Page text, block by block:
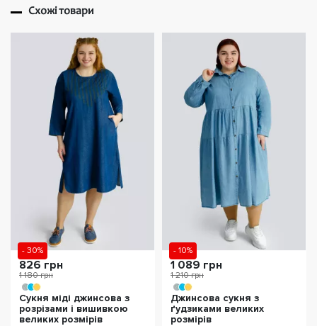
Схожі товари
- 30%
826 грн
1 180 грн
Сукня міді джинсова з
розрізами і вишивкою
великих розмірів
- 10%
1 089 грн
1 210 грн
Джинсова сукня з
ґудзиками великих
розмірів